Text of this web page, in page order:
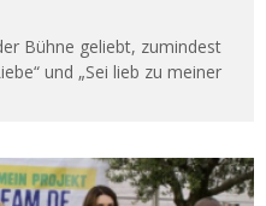
Bühne geliebt, zumindest
und „Sei lieb zu meiner